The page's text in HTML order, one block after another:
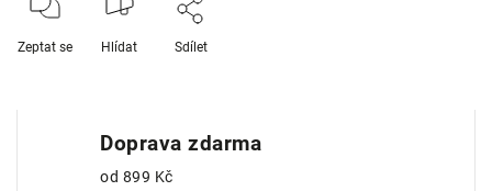
Zeptat se Hlídat Sdílet
Doprava zdarma
od 899 Kč